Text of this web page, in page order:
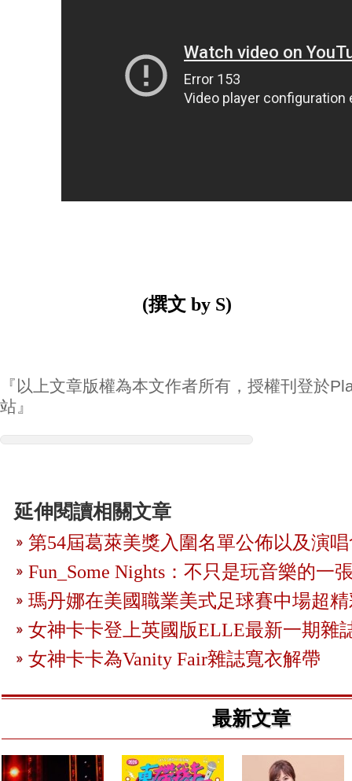
(撰文 by S)
『以上文章版權為本文作者所有，授權刊登於
站』
延伸閱讀相關文章
第54屆葛萊美獎入圍名單公佈以及演
Fun_Some Nights：不只是玩音樂的一
瑪丹娜在美國職業美式足球賽中場超
女神卡卡登上英國版ELLE最新一期雜
女神卡卡為Vanity Fair雜誌寬衣解帶
最新文章